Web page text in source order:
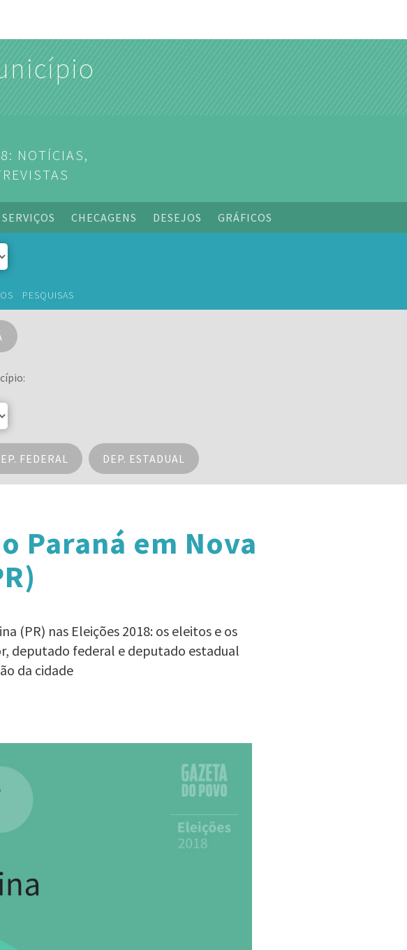
NOTÍCIAS,
SERVIÇOS CHECAGENS DESEJOS GRÁFICOS
PESQUISAS
FEDERAL DEP. ESTADUAL
Paraná em Nova
(PR) nas Eleições 2018: os eleitos e os
deputado federal e deputado estadual
da cidade